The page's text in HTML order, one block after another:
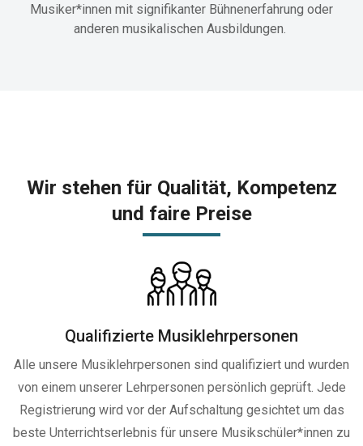
Musiker*innen mit signifikanter Bühnenerfahrung oder
anderen musikalischen Ausbildungen.
Wir stehen für Qualität, Kompetenz
und faire Preise
Qualifizierte Musiklehrpersonen
Alle unsere Musiklehrpersonen sind qualifiziert und wurden
von einem unserer Lehrpersonen persönlich geprüft. Jede
Registrierung wird vor der Aufschaltung gesichtet um das
beste Unterrichtserlebnis für unsere Musikschüler*innen zu